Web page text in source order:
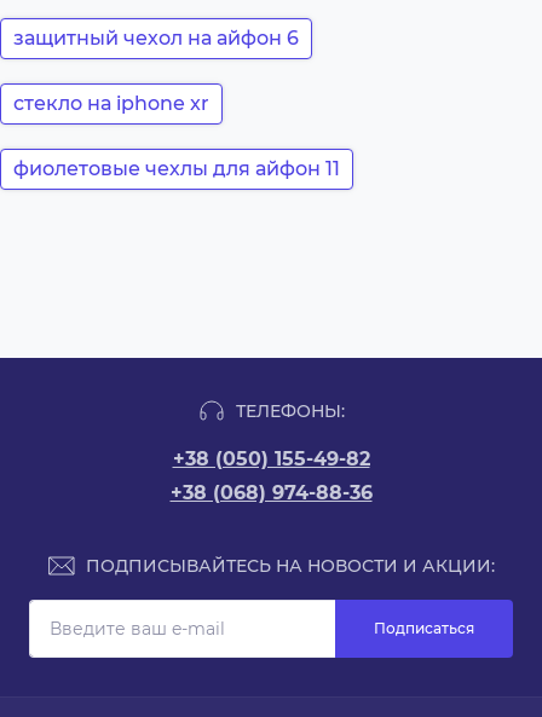
защитный чехол на айфон 6
стекло на iphone xr
фиолетовые чехлы для айфон 11
ТЕЛЕФОНЫ:
+38 (050) 155-49-82
+38 (068) 974-88-36
ПОДПИСЫВАЙТЕСЬ НА НОВОСТИ И АКЦИИ:
Подписаться